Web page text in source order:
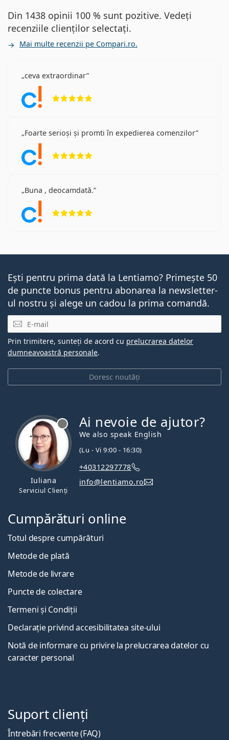
Din 1438 opinii 100 % sunt pozitive. Vedeți
recenziile clienților selectați.
Mai multe recenzii pe Compari.ro.
ceva extraordinar
Foarte serioși și promti în expedierea comenzilor
Buna , deocamdată.
Ești pentru prima dată la Lentiamo? Primește 50
de puncte bonus pentru abonarea la newsletter-
ul nostru și alege un cadou la prima comandă.
E-mail
Doresc noutăți
Prin trimitere, sunteți de acord cu prelucrarea datelor
dumneavoastră personale.
Iuliana
Serviciul Clienți
Ai nevoie de ajutor?
We also speak English
(Lu - Vi 9:00 - 16:30)
+40312297778
info@lentiamo.ro
Cumpărături online
Totul despre cumpărături
Metode de plată
Metode de livrare
Puncte de colectare
Termeni și Condiții
Declarație privind accesibilitatea site-ului
Notă de informare cu privire la prelucrarea datelor cu
caracter personal
Suport clienți
Întrebări frecvente (FAQ)